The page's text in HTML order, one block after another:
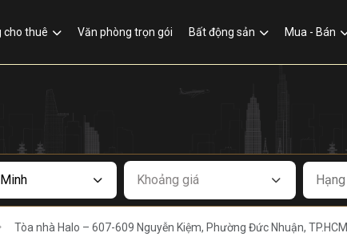
cho thuê Văn phòng trọn gói Bất động sản Mua - Bán
Khoảng giá
Tòa nhà Halo – 607-609 Nguyễn Kiệm, Phường Đức Nhuận, TP.HCM